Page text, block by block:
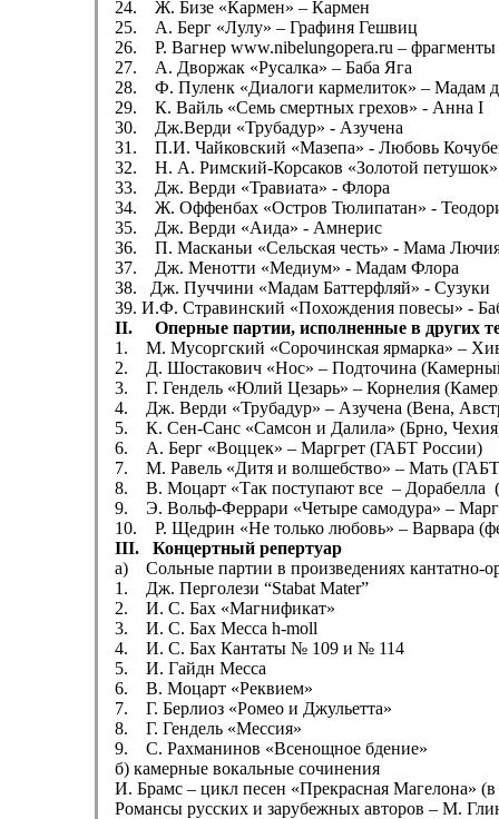
24. Ж. Бизе «Кармен» – Кармен
25. А. Берг «Лулу» – Графиня Гешвиц
26. Р. Вагнер www.nibelungopera.ru –
27. А. Дворжак «Русалка» – Баба Яга
28. Ф. Пуленк «Диалоги кармелиток» – Мадам
29. К. Вайль «Семь смертных грехов» - Анна I
30. Дж.Верди «Трубадур» - Азучена
31. П.И. Чайковский «Мазепа» - Любовь
32. Н. А. Римский-Корсаков «Золотой
33. Дж. Верди «Травиата» - Флора
34. Ж. Оффенбах «Остров Тюлипатан» -
35. Дж. Верди «Аида» - Амнерис
36. П. Масканьи «Сельская честь» - Мама
37. Дж. Менотти «Медиум» - Мадам Флора
38. Дж. Пуччини «Мадам Баттерфляй» - Сузуки
39. И.Ф. Стравинский «Похождения повесы» -
II. Оперные партии, исполненные в других
1. М. Мусоргский «Сорочинская ярмарка» –
2. Д. Шостакович «Нос» – Подточина
3. Г. Гендель «Юлий Цезарь» – Корнелия
4. Дж. Верди «Трубадур» – Азучена (Вена,
5. К. Сен-Санс «Самсон и Далила» (Брно,
6. А. Берг «Воццек» – Маргрет (ГАБТ России)
7. М. Равель «Дитя и волшебство» – Мать
8. В. Моцарт «Так поступают все – Дорабелла
9. Э. Вольф-Феррари «Четыре самодура» –
10. Р. Щедрин «Не только любовь» – Варвара
III. Концертный репертуар
a) Сольные партии в произведениях кантатно-
1. Дж. Перголези “Stabat Mater”
2. И. С. Бах «Магнификат»
3. И. С. Бах Месса h-moll
4. И. С. Бах Кантаты № 109 и № 114
5. И. Гайдн Месса
6. В. Моцарт «Реквием»
7. Г. Берлиоз «Ромео и Джульетта»
8. Г. Гендель «Мессия»
9. С. Рахманинов «Всенощное бдение»
б) камерные вокальные сочинения
И. Брамс – цикл песен «Прекрасная Магелона»
Романсы русских и зарубежных авторов – М.